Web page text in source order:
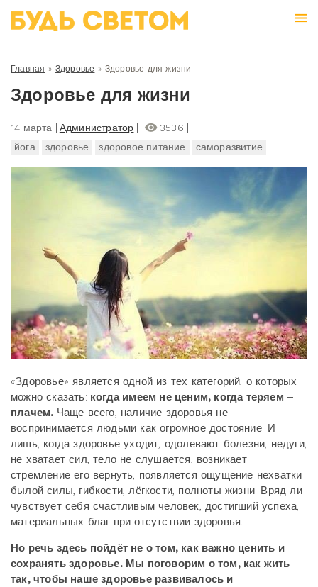
Главная » Здоровье » Здоровье для жизни
Здоровье для жизни
14 марта Администратор
3536
йога
здоровье здоровое питание саморазвитие
«Здоровье» является одной из тех категорий, о которых
можно сказать: когда имеем не ценим, когда теряем –
плачем. Чаще всего, наличие здоровья не
воспринимается людьми как огромное достояние. И
лишь, когда здоровье уходит, одолевают болезни, недуги,
не хватает сил, тело не слушается, возникает
стремление его вернуть, появляется ощущение нехватки
былой силы, гибкости, лёгкости, полноты жизни. Вряд ли
чувствует себя счастливым человек, достигший успеха,
материальных благ при отсутствии здоровья.
Но речь здесь пойдёт не о том, как важно ценить и
сохранять здоровье. Мы поговорим о том, как жить
так, чтобы наше здоровье развивалось и